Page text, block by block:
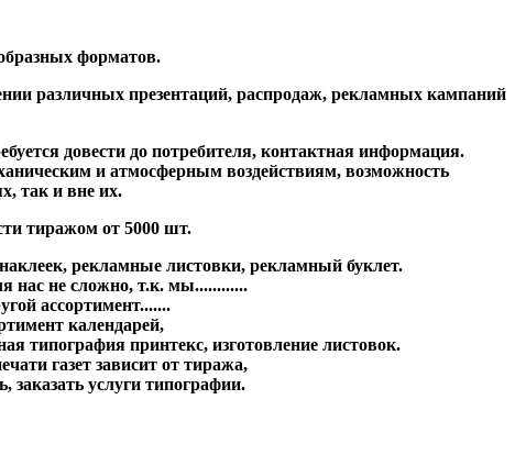
форматов.
различных презентаций, распродаж, рекламных кампаний
довести до потребителя, контактная информация.
и атмосферным воздействиям, возможность
так и вне их.
тиражом от 5000 шт.
рекламные листовки, рекламный буклет.
нас не сложно, т.к. мы............
ассортимент.......
календарей,
типография принтекс, изготовление листовок.
газет зависит от тиража,
заказать услуги типографии.